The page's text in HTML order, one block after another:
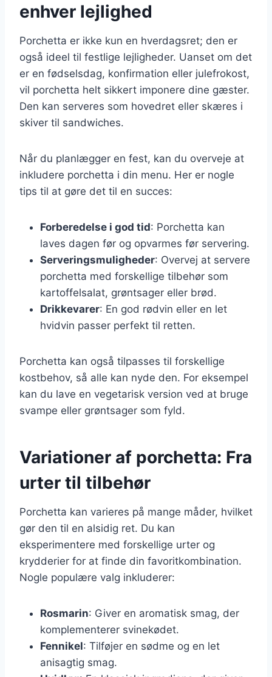
enhver lejlighed
Porchetta er ikke kun en hverdagsret; den er
også ideel til festlige lejligheder. Uanset om det
er en fødselsdag, konfirmation eller julefrokost,
vil porchetta helt sikkert imponere dine gæster.
Den kan serveres som hovedret eller skæres i
skiver til sandwiches.
Når du planlægger en fest, kan du overveje at
inkludere porchetta i din menu. Her er nogle
tips til at gøre det til en succes:
Forberedelse i god tid: Porchetta kan
laves dagen før og opvarmes før servering.
Serveringsmuligheder: Overvej at servere
porchetta med forskellige tilbehør som
kartoffelsalat, grøntsager eller brød.
Drikkevarer: En god rødvin eller en let
hvidvin passer perfekt til retten.
Porchetta kan også tilpasses til forskellige
kostbehov, så alle kan nyde den. For eksempel
kan du lave en vegetarisk version ved at bruge
svampe eller grøntsager som fyld.
Variationer af porchetta: Fra
urter til tilbehør
Porchetta kan varieres på mange måder, hvilket
gør den til en alsidig ret. Du kan
eksperimentere med forskellige urter og
krydderier for at finde din favoritkombination.
Nogle populære valg inkluderer:
Rosmarin: Giver en aromatisk smag, der
komplementerer svinekødet.
Fennikel: Tilføjer en sødme og en let
anisagtig smag.